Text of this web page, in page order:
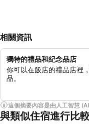
相關資訊
獨特的禮品和紀念品店
你可以在飯店的禮品店裡
品。
這個摘要內容是由人工智慧
與類似住宿進行比